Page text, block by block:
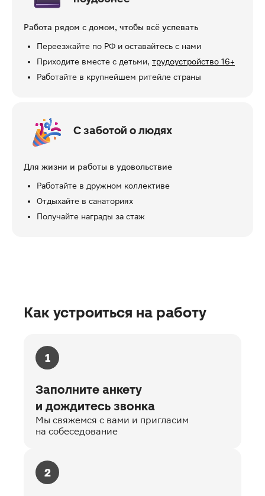
Работа рядом с домом, чтобы всё успевать
Переезжайте по РФ и оставайтесь с нами
Приходите вместе с детьми, трудоустройство 16+
Работайте в крупнейшем ритейле страны
С заботой о людях
Для жизни и работы в удовольствие
Работайте в дружном коллективе
Отдыхайте в санаториях
Получайте награды за стаж
Как устроиться на работу
1
Заполните анкету
и дождитесь звонка
Мы свяжемся с вами и пригласим
на собеседование
2